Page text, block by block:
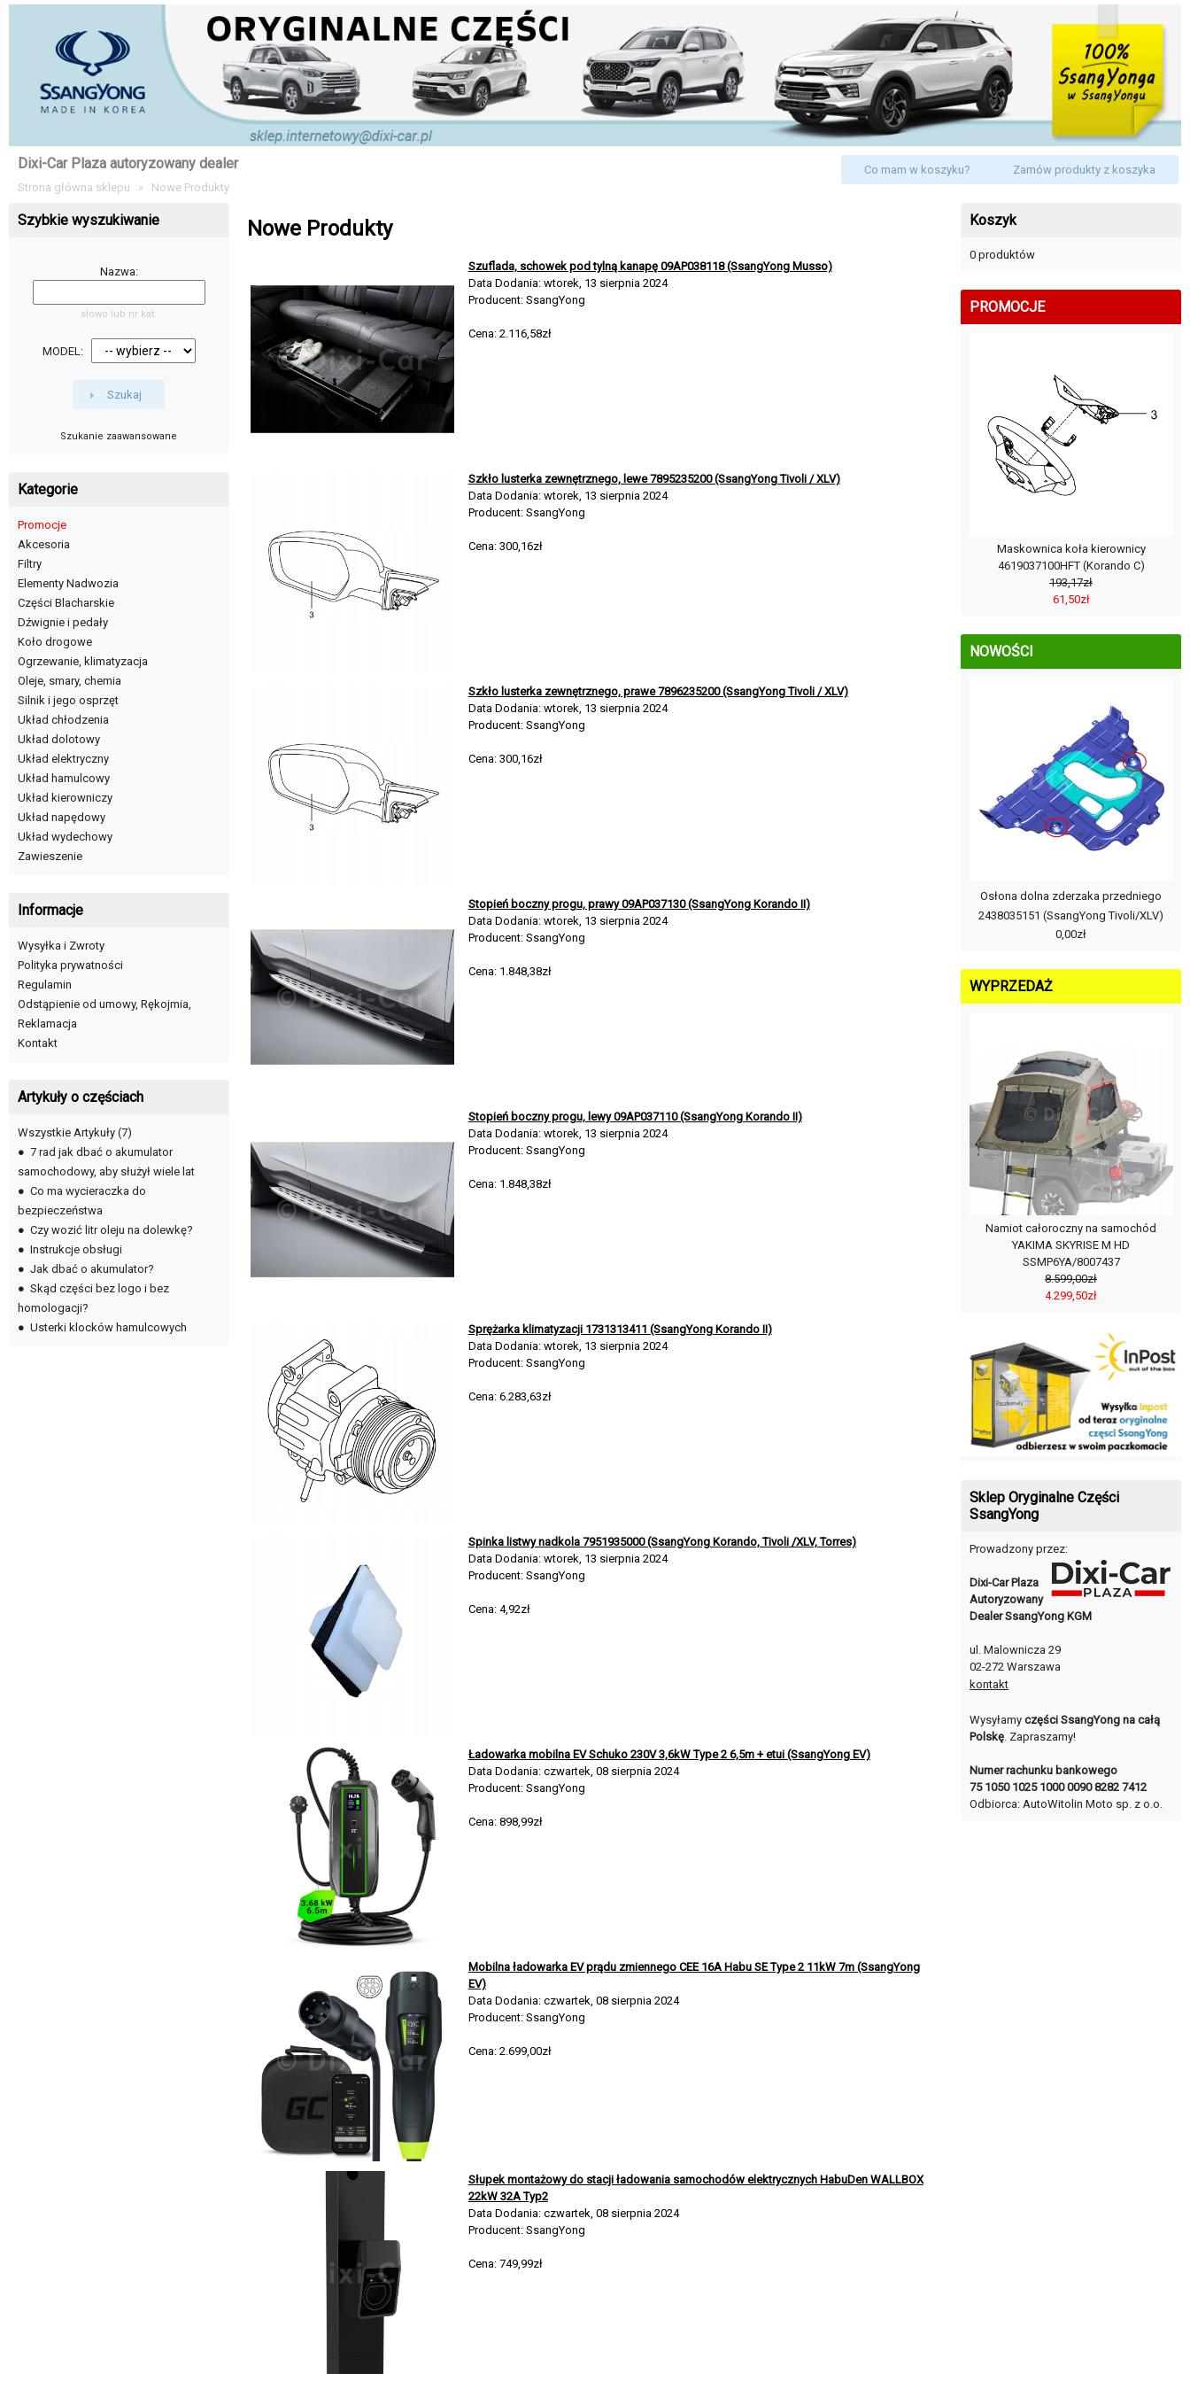
Dixi-Car Plaza autoryzowany dealer
Strona główna sklepu » Nowe Produkty
Co mam w koszyku? Zamów produkty z koszyka
Nowe Produkty
Szuflada, schowek pod tylną kanapę 09AP038118 (SsangYong Musso)
Data Dodania: wtorek, 13 sierpnia 2024
Producent: SsangYong
Cena: 2.116,58zł
Szkło lusterka zewnętrznego, lewe 7895235200 (SsangYong Tivoli / XLV)
Data Dodania: wtorek, 13 sierpnia 2024
Producent: SsangYong
Cena: 300,16zł
Szkło lusterka zewnętrznego, prawe 7896235200 (SsangYong Tivoli / XLV)
Data Dodania: wtorek, 13 sierpnia 2024
Producent: SsangYong
Cena: 300,16zł
Stopień boczny progu, prawy 09AP037130 (SsangYong Korando II)
Data Dodania: wtorek, 13 sierpnia 2024
Producent: SsangYong
Cena: 1.848,38zł
Stopień boczny progu, lewy 09AP037110 (SsangYong Korando II)
Data Dodania: wtorek, 13 sierpnia 2024
Producent: SsangYong
Cena: 1.848,38zł
Sprężarka klimatyzacji 1731313411 (SsangYong Korando II)
Data Dodania: wtorek, 13 sierpnia 2024
Producent: SsangYong
Cena: 6.283,63zł
Spinka listwy nadkola 7951935000 (SsangYong Korando, Tivoli /XLV, Torres)
Data Dodania: wtorek, 13 sierpnia 2024
Producent: SsangYong
Cena: 4,92zł
Ładowarka mobilna EV Schuko 230V 3,6kW Type 2 6,5m + etui (SsangYong EV)
Data Dodania: czwartek, 08 sierpnia 2024
Producent: SsangYong
Cena: 898,99zł
Mobilna ładowarka EV prądu zmiennego CEE 16A Habu SE Type 2 11kW 7m (SsangYong
EV)
Data Dodania: czwartek, 08 sierpnia 2024
Producent: SsangYong
Cena: 2.699,00zł
Słupek montażowy do stacji ładowania samochodów elektrycznych HabuDen WALLBOX
22kW 32A Typ2
Data Dodania: czwartek, 08 sierpnia 2024
Producent: SsangYong
Cena: 749,99zł
Szybkie wyszukiwanie
Nazwa:
słowo lub nr kat.
MODEL:
Szukaj
Szukanie zaawansowane
Kategorie
Promocje
Akcesoria
Filtry
Elementy Nadwozia
Części Blacharskie
Dźwignie i pedały
Koło drogowe
Ogrzewanie, klimatyzacja
Oleje, smary, chemia
Silnik i jego osprzęt
Układ chłodzenia
Układ dolotowy
Układ elektryczny
Układ hamulcowy
Układ kierowniczy
Układ napędowy
Układ wydechowy
Zawieszenie
Informacje
Wysyłka i Zwroty
Polityka prywatności
Regulamin
Odstąpienie od umowy, Rękojmia,
Reklamacja
Kontakt
Artykuły o częściach
Wszystkie Artykuły (7)
● 7 rad jak dbać o akumulator
samochodowy, aby służył wiele lat
● Co ma wycieraczka do
bezpieczeństwa
● Czy wozić litr oleju na dolewkę?
● Instrukcje obsługi
● Jak dbać o akumulator?
● Skąd części bez logo i bez
homologacji?
● Usterki klocków hamulcowych
Koszyk
0 produktów
PROMOCJE
Maskownica koła kierownicy
4619037100HFT (Korando C)
193,17zł
61,50zł
NOWOŚCI
Osłona dolna zderzaka przedniego
2438035151 (SsangYong Tivoli/XLV)
0,00zł
WYPRZEDAŻ
Namiot całoroczny na samochód
YAKIMA SKYRISE M HD
SSMP6YA/8007437
8.599,00zł
4.299,50zł
Sklep Oryginalne Części
SsangYong
Prowadzony przez:
Dixi-Car Plaza
Autoryzowany
Dealer SsangYong KGM
ul. Malownicza 29
02-272 Warszawa
kontakt
Wysyłamyczęści SsangYong na całą
Polskę. Zapraszamy!
Numer rachunku bankowego
75 1050 1025 1000 0090 8282 7412
Odbiorca: AutoWitolin Moto sp. z o.o.